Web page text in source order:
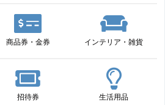
商品券・金券 インテリア・雑貨
招待券 生活用品